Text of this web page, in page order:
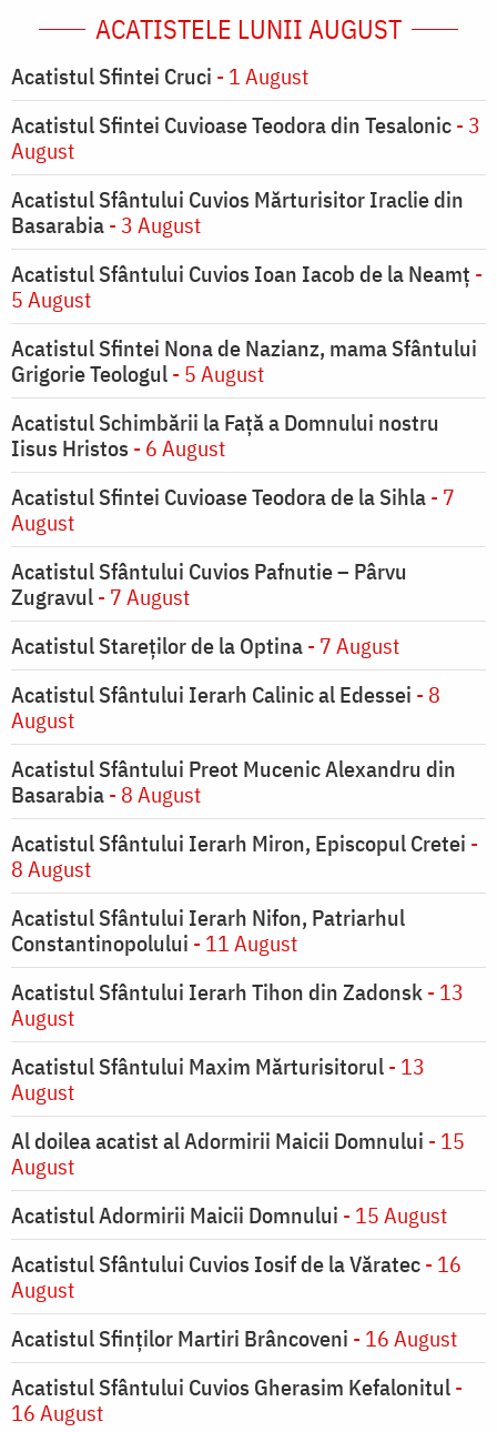
ACATISTELE LUNII AUGUST
Acatistul Sfintei Cruci - 1 August
Acatistul Sfintei Cuvioase Teodora din Tesalonic- 3
August
Acatistul Sfântului Cuvios Mărturisitor Iraclie din
Basarabia- 3 August
Acatistul Sfântului Cuvios Ioan Iacob de la Neamț -
5 August
Acatistul Sfintei Nona de Nazianz, mama Sfântului
Grigorie Teologul- 5 August
Acatistul Schimbării la Faţă a Domnului nostru
Iisus Hristos - 6 August
Acatistul Sfintei Cuvioase Teodora de la Sihla- 7
August
Acatistul Sfântului Cuvios Pafnutie – Pârvu
Zugravul- 7 August
Acatistul Stareţilor de la Optina- 7 August
Acatistul Sfântului Ierarh Calinic al Edessei - 8
August
Acatistul Sfântului Preot Mucenic Alexandru din
Basarabia- 8 August
Acatistul Sfântului Ierarh Miron, Episcopul Cretei -
8 August
Acatistul Sfântului Ierarh Nifon, Patriarhul
Constantinopolului - 11 August
Acatistul Sfântului Ierarh Tihon din Zadonsk- 13
August
Acatistul Sfântului Maxim Mărturisitorul- 13
August
Al doilea acatist al Adormirii Maicii Domnului - 15
August
Acatistul Adormirii Maicii Domnului - 15 August
Acatistul Sfântului Cuvios Iosif de la Văratec- 16
August
Acatistul Sfinților Martiri Brâncoveni - 16 August
Acatistul Sfântului Cuvios Gherasim Kefalonitul-
16 August